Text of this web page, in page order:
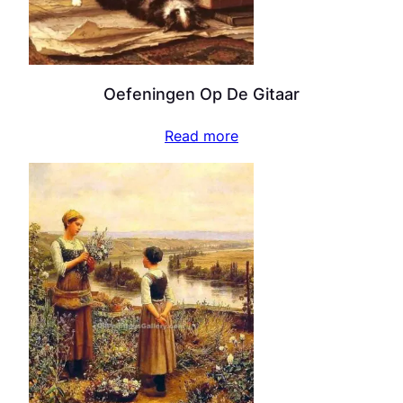
Oefeningen Op De Gitaar
Read more